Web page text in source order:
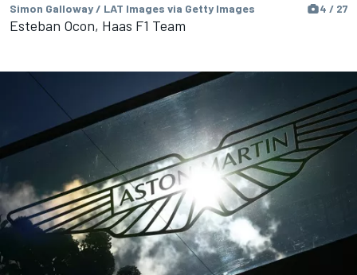
Simon Galloway / LAT Images via Getty Images 4 / 27
Esteban Ocon, Haas F1 Team